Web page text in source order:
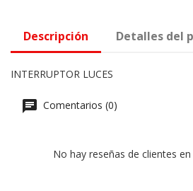
Descripción Detalles del
INTERRUPTOR LUCES
Comentarios (0)
No hay reseñas de clientes